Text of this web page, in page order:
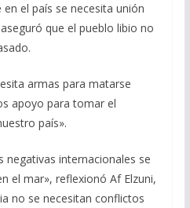
el país se necesita unión
que el pueblo libio no
armas para matarse
apoyo para tomar el
país».
negativas internacionales se
el mar», reflexionó Af Elzuni,
no se necesitan conflictos